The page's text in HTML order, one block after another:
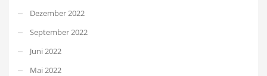
Dezember 2022
September 2022
Juni 2022
Mai 2022